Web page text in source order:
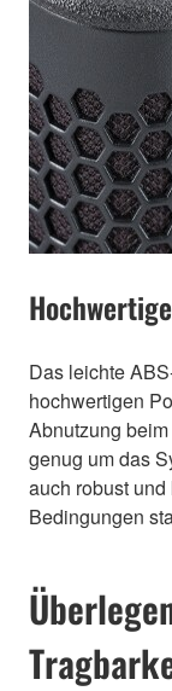
Das leichte
hochwertigen
Abnutzung
genug um das
auch robust
Bedingungen